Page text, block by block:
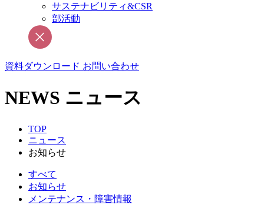
サステナビリティ&CSR
部活動
資料ダウンロード お問い合わせ
NEWS ニュース
TOP
ニュース
お知らせ
すべて
お知らせ
メンテナンス・障害情報